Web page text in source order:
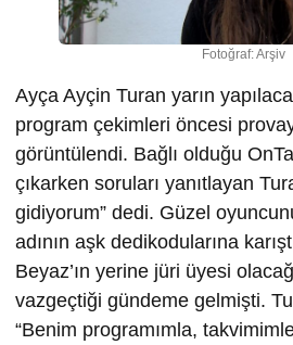
Fotoğraf: Arşiv
Ayça Ayçin Turan yarın
program çekimleri öncesi
görüntülendi. Bağlı olduğu
çıkarken soruları yanıtlayan
gidiyorum” dedi. Güzel
adının aşk dedikodularına
Beyaz’ın yerine jüri üyesi
vazgeçtiği gündeme gelmişti.
“Benim programımla,